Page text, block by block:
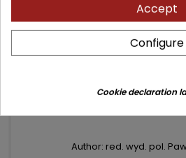
Author: red. wyd. pol.
Accept
Configure
Cookie declaration